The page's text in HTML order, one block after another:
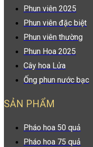
Phun viên 2025
Phun viên đặc biệt
Phun viên thường
Phun Hoa 2025
Cây hoa Lửa
Ống phun nước bạc
SẢN PHẨM
Pháo hoa 50 quả
Pháo hoa 75 quả